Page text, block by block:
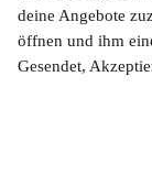
deine Angebote
öffnen und ihm
Gesendet,